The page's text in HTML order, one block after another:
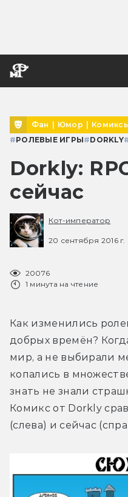
Фан | Юмор |
#РОЛЕВЫЕ ИГРЫ#DORKLY
Dorkly:
сейчас
Кот-император
20 сентября 2016 г.
20076
1 минута на чтение
Как изменились
добрых времён?
мир, а не выбирали
копались в
знать не знали
Комикс от Dorkly
(слева) и сейчас